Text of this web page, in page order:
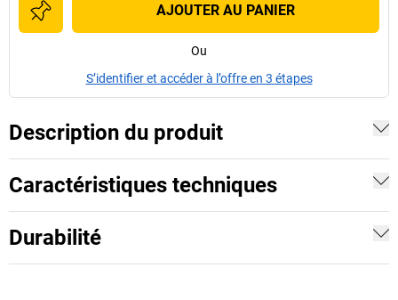
AJOUTER AU PANIER
Ou
S’identifier et accéder à l’offre en 3 étapes
Description du produit
Caractéristiques techniques
Durabilité